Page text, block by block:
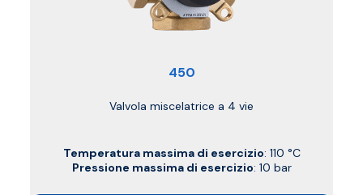
450
Valvola miscelatrice a 4 vie
Temperatura massima di esercizio: 110 °C
Pressione massima di esercizio: 10 bar